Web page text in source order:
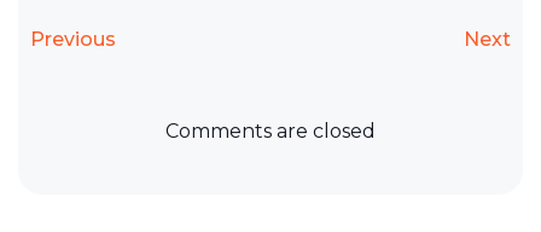
Previous Next
Comments are closed